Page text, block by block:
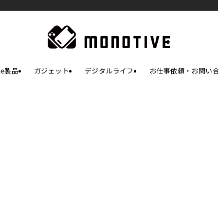
製品 ガジェット デジタルライフ お仕事依頼・お問い